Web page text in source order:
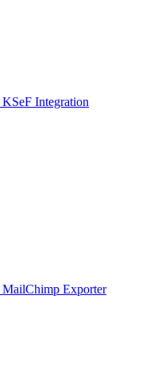
KSeF Integration
MailChimp Exporter